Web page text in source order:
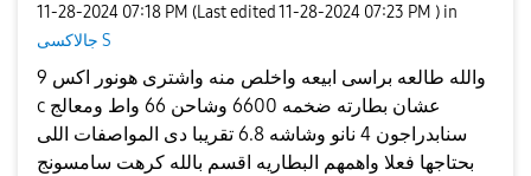
‎11-28-2024 07:18 PM (Last edited ‎11-28-2024 07:23 PM ) in
جالاكسى S
والله طالعه براسى ابيعه واخلص منه واشترى هونور اكس 9
c عشان بطارته ضخمه 6600 وشاحن 66 واط ومعالج
سنابدراجون 4 نانو وشاشه 6.8 تقريبا دى المواصفات اللى
بحتاجها فعلا واهمهم البطاريه اقسم بالله كرهت سامسونج